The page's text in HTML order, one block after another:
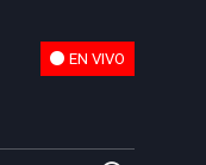
EN VIVO